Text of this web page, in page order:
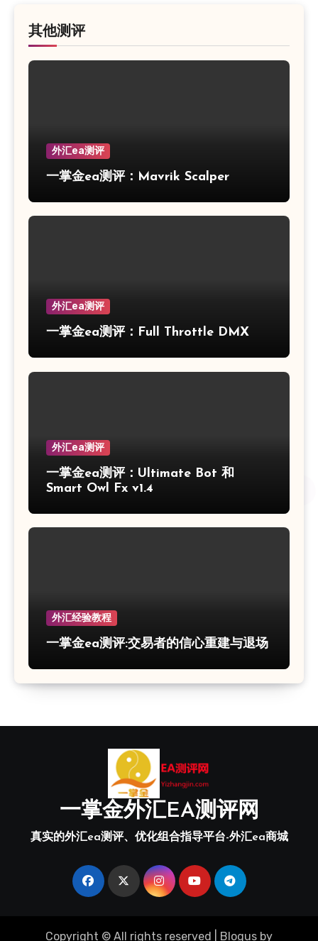
其他测评
外汇ea测评
一掌金ea测评：Mavrik Scalper
外汇ea测评
一掌金ea测评：Full Throttle DMX
外汇ea测评
一掌金ea测评：Ultimate Bot 和
Smart Owl Fx v1.4
外汇经验教程
一掌金ea测评:交易者的信心重建与退场
一掌金外汇EA测评网
真实的外汇ea测评、优化组合指导平台-外汇ea商城
Copyright © All rights reserved Blogus by